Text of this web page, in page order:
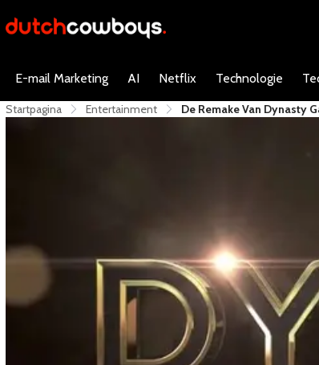
E-mail Marketing AI Netflix Technologie
Startpagina Entertainment De Remake Van Dynasty